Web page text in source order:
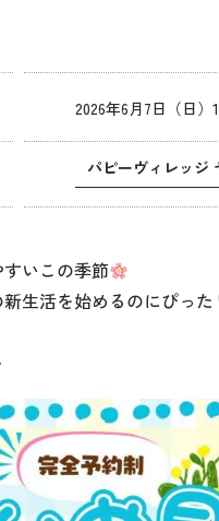
2026年6月7日（日）
パピーヴィレッジ
いこの季節
生活を始めるのにぴっ